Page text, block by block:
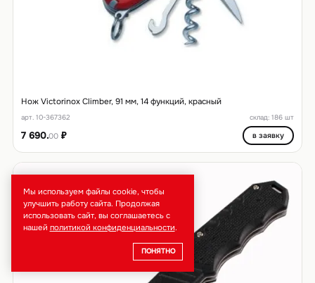
Нож Victorinox Climber, 91 мм, 14 функций, красный
арт. 10-367362 склад: 186 шт
7 690.00₽ в заявку
Мы используем файлы cookie, чтобы
улучшить работу сайта. Продолжая
использовать сайт, вы соглашаетесь с
нашей политикой конфиденциальности.
ПОНЯТНО